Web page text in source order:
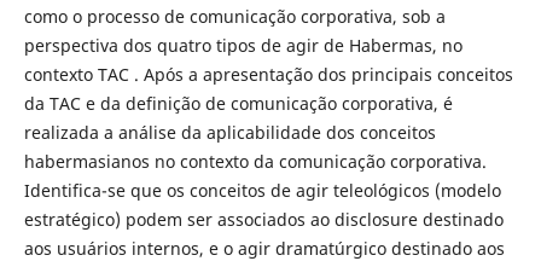
como o processo de comunicação corporativa, sob a
perspectiva dos quatro tipos de agir de Habermas, no
contexto TAC . Após a apresentação dos principais conceitos
da TAC e da definição de comunicação corporativa, é
realizada a análise da aplicabilidade dos conceitos
habermasianos no contexto da comunicação corporativa.
Identifica-se que os conceitos de agir teleológicos (modelo
estratégico) podem ser associados ao disclosure destinado
aos usuários internos, e o agir dramatúrgico destinado aos